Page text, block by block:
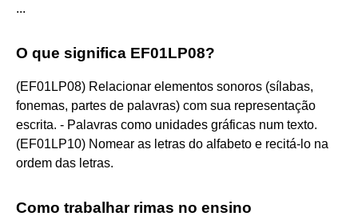
...
O que significa EF01LP08?
(EF01LP08) Relacionar elementos sonoros (sílabas,
fonemas, partes de palavras) com sua representação
escrita. - Palavras como unidades gráficas num texto.
(EF01LP10) Nomear as letras do alfabeto e recitá-lo na
ordem das letras.
Como trabalhar rimas no ensino